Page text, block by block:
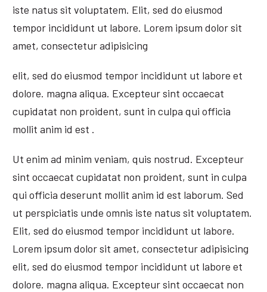
iste natus sit voluptatem. Elit, sed do eiusmod
tempor incididunt ut labore. Lorem ipsum dolor sit
amet, consectetur adipisicing
elit, sed do eiusmod tempor incididunt ut labore et
dolore. magna aliqua. Excepteur sint occaecat
cupidatat non proident, sunt in culpa qui officia
mollit anim id est .
Ut enim ad minim veniam, quis nostrud. Excepteur
sint occaecat cupidatat non proident, sunt in culpa
qui officia deserunt mollit anim id est laborum. Sed
ut perspiciatis unde omnis iste natus sit voluptatem.
Elit, sed do eiusmod tempor incididunt ut labore.
Lorem ipsum dolor sit amet, consectetur adipisicing
elit, sed do eiusmod tempor incididunt ut labore et
dolore. magna aliqua. Excepteur sint occaecat non